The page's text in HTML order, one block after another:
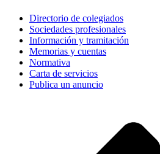
Directorio de colegiados
Sociedades profesionales
Información y tramitación
Memorias y cuentas
Normativa
Carta de servicios
Publica un anuncio